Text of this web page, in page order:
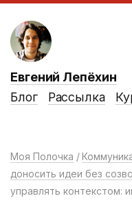
Евгений Лепёхин
Блог
Рассылка
Моя Полочка
доносить идеи без
управлять контекстом: